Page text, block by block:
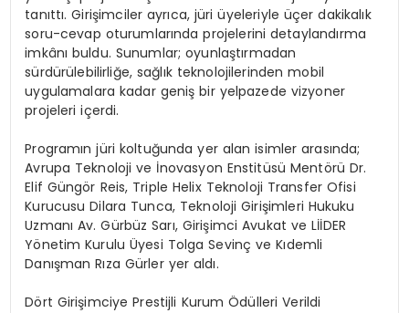
tanıttı. Girişimciler ayrıca, jüri üyeleriyle üçer dakikalık
soru-cevap oturumlarında projelerini detaylandırma
imkânı buldu. Sunumlar; oyunlaştırmadan
sürdürülebilirliğe, sağlık teknolojilerinden mobil
uygulamalara kadar geniş bir yelpazede vizyoner
projeleri içerdi.
Programın jüri koltuğunda yer alan isimler arasında;
Avrupa Teknoloji ve İnovasyon Enstitüsü Mentörü Dr.
Elif Güngör Reis, Triple Helix Teknoloji Transfer Ofisi
Kurucusu Dilara Tunca, Teknoloji Girişimleri Hukuku
Uzmanı Av. Gürbüz Sarı, Girişimci Avukat ve LİİDER
Yönetim Kurulu Üyesi Tolga Sevinç ve Kıdemli
Danışman Rıza Gürler yer aldı.
Dört Girişimciye Prestijli Kurum Ödülleri Verildi